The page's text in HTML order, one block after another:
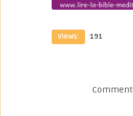
Views: 191